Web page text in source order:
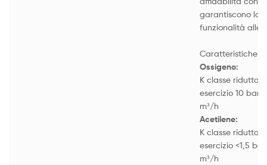
garantiscono la
funzionalità alle
Caratteristiche
Ossigeno:
K classe
esercizio 10 bar
m³/h
Acetilene:
K classe
esercizio <1,5
m³/h